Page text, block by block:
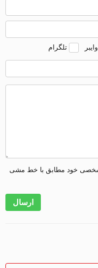
وایبر تلگرام
شخصی خود مطابق با خط مشی
ارسال